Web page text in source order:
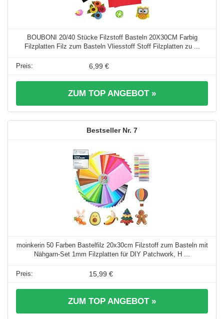
BOUBONI 20/40 Stücke Filzstoff Basteln 20X30CM Farbig
Filzplatten Filz zum Basteln Vliesstoff Stoff Filzplatten zu ...
6,99 €
ZUM TOP ANGEBOT »
7
moinkerin 50 Farben Bastelfilz 20x30cm Filzstoff zum Basteln mit
Nähgarn-Set 1mm Filzplatten für DIY Patchwork, H ...
15,99 €
ZUM TOP ANGEBOT »